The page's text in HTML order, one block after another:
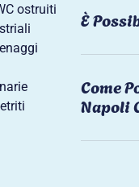
ostruiti
È
Come
Napoli